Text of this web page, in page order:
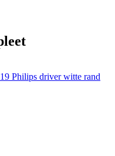
Philips driver witte rand